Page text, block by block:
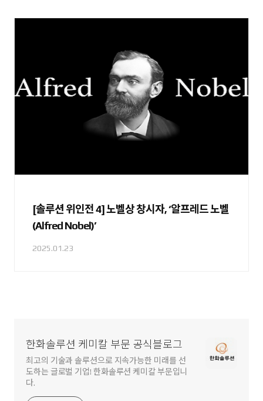
[솔루션 위인전 4] 노벨상 창시자, ‘알프레드 노벨
(Alfred Nobel)’
2025.01.23
한화솔루션 케미칼 부문 공식블로그
최고의 기술과 솔루션으로 지속가능한 미래를 선
도하는 글로벌 기업! 한화솔루션 케미칼 부문입니
다.